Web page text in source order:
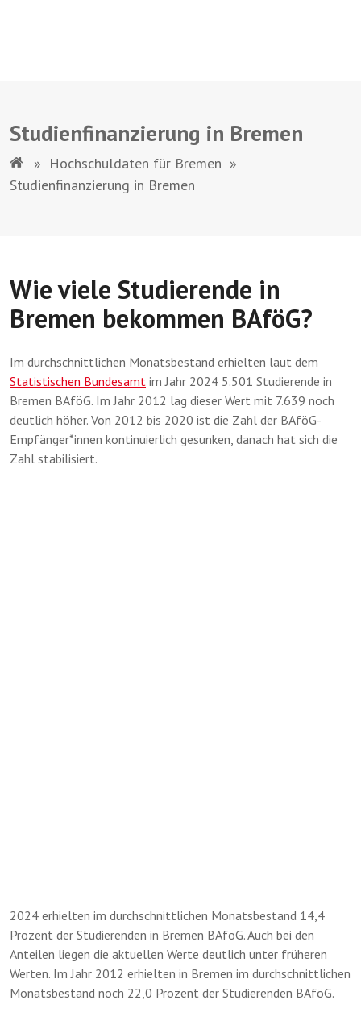
Studienfinanzierung in Bremen
» Hochschuldaten für Bremen »
Studienfinanzierung in Bremen
Wie viele Studierende in
Bremen bekommen BAföG?
Im durchschnittlichen Monatsbestand erhielten laut dem
Statistischen Bundesamt im Jahr 2024 5.501 Studierende in
Bremen BAföG. Im Jahr 2012 lag dieser Wert mit 7.639 noch
deutlich höher. Von 2012 bis 2020 ist die Zahl der BAföG-
Empfänger*innen kontinuierlich gesunken, danach hat sich die
Zahl stabilisiert.
2024 erhielten im durchschnittlichen Monatsbestand 14,4
Prozent der Studierenden in Bremen BAföG. Auch bei den
Anteilen liegen die aktuellen Werte deutlich unter früheren
Werten. Im Jahr 2012 erhielten in Bremen im durchschnittlichen
Monatsbestand noch 22,0 Prozent der Studierenden BAföG.